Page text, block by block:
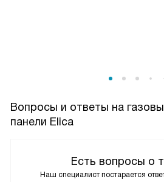
Вопросы и ответы на
панели Elica
Есть вопросы о
Наш специалист постарается